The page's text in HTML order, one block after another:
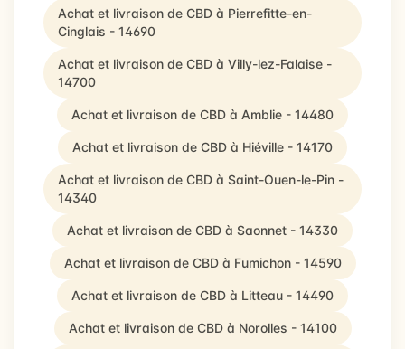
Achat et livraison de CBD à Pierrefitte-en-
Cinglais - 14690
Achat et livraison de CBD à Villy-lez-Falaise -
14700
Achat et livraison de CBD à Amblie - 14480
Achat et livraison de CBD à Hiéville - 14170
Achat et livraison de CBD à Saint-Ouen-le-Pin -
14340
Achat et livraison de CBD à Saonnet - 14330
Achat et livraison de CBD à Fumichon - 14590
Achat et livraison de CBD à Litteau - 14490
Achat et livraison de CBD à Norolles - 14100